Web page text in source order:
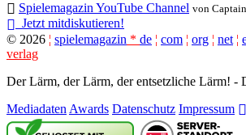
Spielemagazin YouTube Channel von
Jetzt mitdiskutieren!
© 2026 ¦ spielemagazin * de ¦ com ¦ org ¦ net ¦
verlag
Der Lärm, der Lärm, der entsetzliche Lärm! -
Mediadaten Awards Datenschutz Impressum